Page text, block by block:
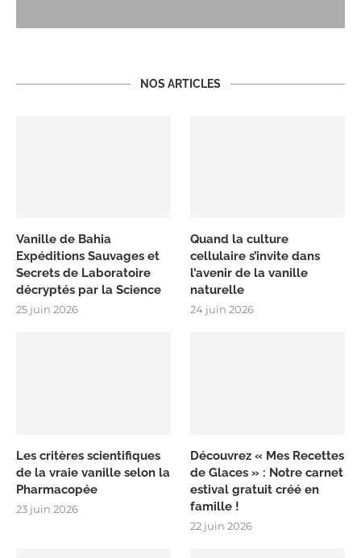
NOS ARTICLES
Vanille de Bahia
Expéditions Sauvages et
Secrets de Laboratoire
décryptés par la Science
25 juin 2026
Quand la culture
cellulaire s’invite dans
l’avenir de la vanille
naturelle
24 juin 2026
Les critères scientifiques
de la vraie vanille selon la
Pharmacopée
23 juin 2026
Découvrez « Mes Recettes
de Glaces » : Notre carnet
estival gratuit créé en
famille !
22 juin 2026